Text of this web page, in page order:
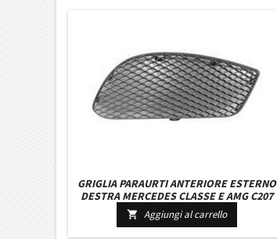
GRIGLIA PARAURTI ANTERIORE ESTERNO
DESTRA MERCEDES CLASSE E AMG C207
COUPE DAL 2014 IN POI
 Aggiungi al carrello